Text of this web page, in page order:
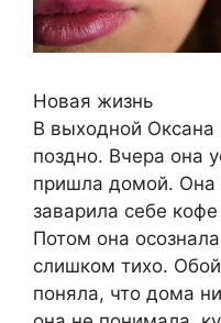
Новая жизнь
В выходной Оксана
поздно. Вчера она
пришла домой.
заварила себе
Потом она
слишком тихо.
поняла, что дома